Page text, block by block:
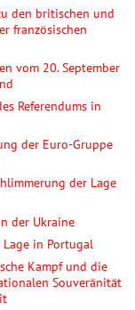
den britischen und
französischen
vom 20. September
Referendums in
der Euro-Gruppe
der Lage
der Ukraine
in Portugal
Kampf und die
Souveränität